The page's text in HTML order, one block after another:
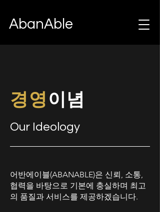
AbanAble
경영 이념
Our Ideology
어반에이블(ABANABLE)은 신뢰, 소통,
협력을 바탕으로 기본에 충실하며 최고
의 품질과 서비스를 제공하겠습니다.